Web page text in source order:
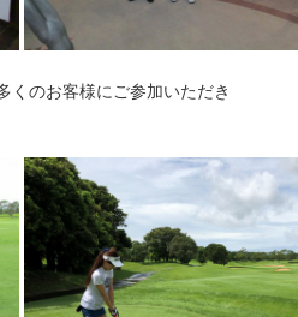
くのお客様にご参加いただき